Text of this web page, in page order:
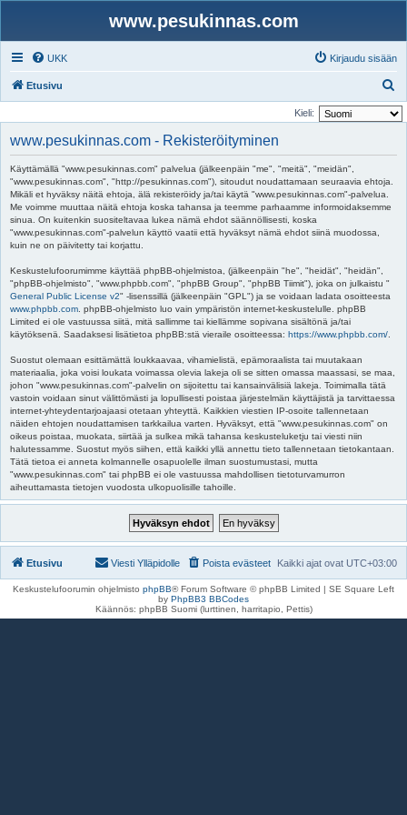
www.pesukinnas.com
UKK Kirjaudu sisään
Etusivu
t
Kieli:
www.pesukinnas.com - Rekisteröityminen
Käyttämällä "www.pesukinnas.com" palvelua (jälkeenpäin "me", "meitä", "meidän",
"www.pesukinnas.com", "http://pesukinnas.com"), sitoudut noudattamaan seuraavia ehtoja.
Mikäli et hyväksy näitä ehtoja, älä rekisteröidy ja/tai käytä "www.pesukinnas.com"-palvelua.
Me voimme muuttaa näitä ehtoja koska tahansa ja teemme parhaamme informoidaksemme
sinua. On kuitenkin suositeltavaa lukea nämä ehdot säännöllisesti, koska
"www.pesukinnas.com"-palvelun käyttö vaatii että hyväksyt nämä ehdot siinä muodossa,
kuin ne on päivitetty tai korjattu.
Keskustelufoorumimme käyttää phpBB-ohjelmistoa, (jälkeenpäin "he", "heidät", "heidän",
"phpBB-ohjelmisto", "www.phpbb.com", "phpBB Group", "phpBB Tiimit"), joka on julkaistu "
General Public License v2" -lisenssillä (jälkeenpäin "GPL") ja se voidaan ladata osoitteesta
www.phpbb.com . phpBB-ohjelmisto luo vain ympäristön internet-keskustelulle. phpBB
Limited ei ole vastuussa siitä, mitä sallimme tai kiellämme sopivana sisältönä ja/tai
käytöksenä. Saadaksesi lisätietoa phpBB:stä vieraile osoitteessa: https://www.phpbb.com/
Suostut olemaan esittämättä loukkaavaa, vihamielistä, epämoraalista tai muutakaan
materiaalia, joka voisi loukata voimassa olevia lakeja oli se sitten omassa maassasi, se maa,
johon "www.pesukinnas.com"-palvelin on sijoitettu tai kansainvälisiä lakeja. Toimimalla tätä
vastoin voidaan sinut välittömästi ja lopullisesti poistaa järjestelmän käyttäjistä ja tarvittaessa
internet-yhteydentarjoajaasi otetaan yhteyttä. Kaikkien viestien IP-osoite tallennetaan
näiden ehtojen noudattamisen tarkkailua varten. Hyväksyt, että "www.pesukinnas.com" on
oikeus poistaa, muokata, siirtää ja sulkea mikä tahansa keskusteluketju tai viesti niin
halutessamme. Suostut myös siihen, että kaikki yllä annettu tieto tallennetaan tietokantaan.
Tätä tietoa ei anneta kolmannelle osapuolelle ilman suostumustasi, mutta
"www.pesukinnas.com" tai phpBB ei ole vastuussa mahdollisen tietoturvamurron
aiheuttamasta tietojen vuodosta ulkopuolisille tahoille.
Etusivu Kaikki ajat ovat UTC+03:00
Poista evästeet
Viesti Ylläpidolle
Keskustelufoorumin ohjelmisto phpBB® Forum Software © phpBB Limited | SE Square Left
by PhpBB3 BBCodes
Käännös: phpBB Suomi (lurttinen, harritapio, Pettis)